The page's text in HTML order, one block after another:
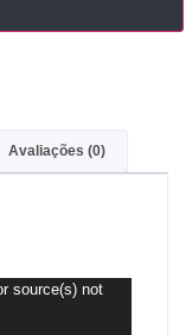
Avaliações (0)
source(s) not